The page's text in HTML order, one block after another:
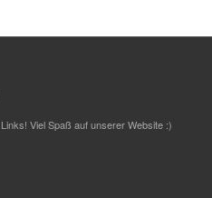
Viel Spaß auf unserer Website :)